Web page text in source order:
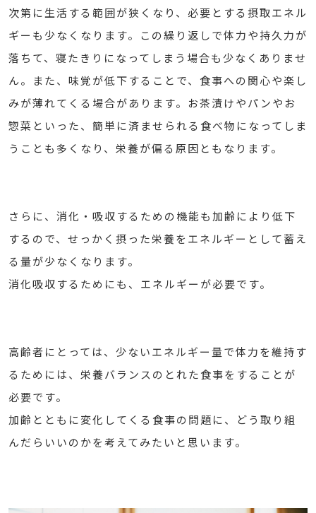
次第に生活する範囲が狭くなり、必要とする摂取エネル
ギーも少なくなります。この繰り返しで体力や持久力が
落ちて、寝たきりになってしまう場合も少なくありませ
ん。また、味覚が低下することで、食事への関心や楽し
みが薄れてくる場合があります。お茶漬けやパンやお
惣菜といった、簡単に済ませられる食べ物になってしま
うことも多くなり、栄養が偏る原因ともなります。
さらに、消化・吸収するための機能も加齢により低下
するので、せっかく摂った栄養をエネルギーとして蓄え
る量が少なくなります。
消化吸収するためにも、エネルギーが必要です。
高齢者にとっては、少ないエネルギー量で体力を維持す
るためには、栄養バランスのとれた食事をすることが
必要です。
加齢とともに変化してくる食事の問題に、どう取り組
んだらいいのかを考えてみたいと思います。